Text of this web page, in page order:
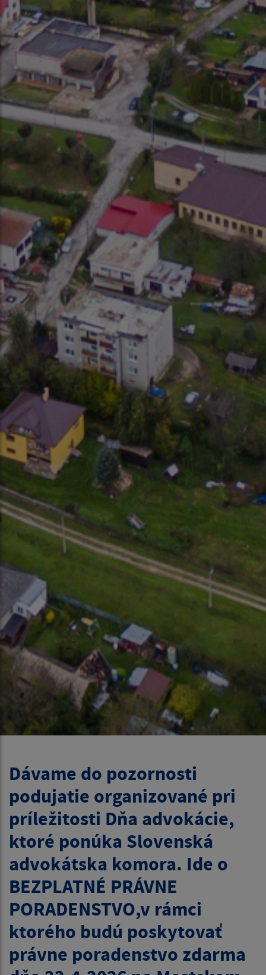
Dávame do pozornosti
podujatie organizované pri
príležitosti Dňa advokácie,
ktoré ponúka Slovenská
advokátska komora. Ide o
BEZPLATNÉ PRÁVNE
PORADENSTVO,v rámci
ktorého budú poskytovať
právne poradenstvo zdarma